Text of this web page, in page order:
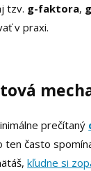
tzv. g-faktora,
v praxi.
prečítaný
ten často
kľudne si